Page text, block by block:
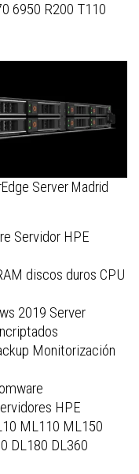
6950 R200 T110
Server Madrid
Servidor HPE
discos duros CPU
2019 Server
Monitorización
HPE
ML110 ML150
DL180 DL360